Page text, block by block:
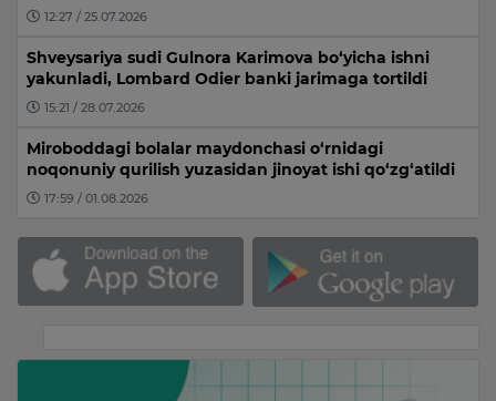
12:27 / 25.07.2026
Shveysariya sudi Gulnora Karimova bo‘yicha ishni
yakunladi, Lombard Odier banki jarimaga tortildi
15:21 / 28.07.2026
Miroboddagi bolalar maydonchasi o‘rnidagi
noqonuniy qurilish yuzasidan jinoyat ishi qo‘zg‘atildi
17:59 / 01.08.2026